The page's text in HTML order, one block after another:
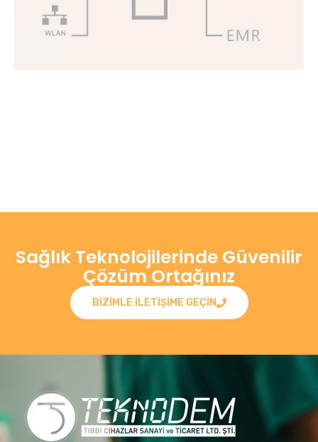
Sağlık Teknolojilerinde Güvenilir
Çözüm Ortağınız
BIZIMLE ILETIŞIME GEÇIN